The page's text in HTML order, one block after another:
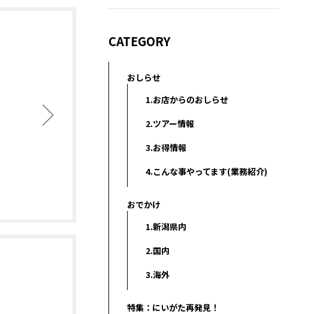
CATEGORY
おしらせ
1.お店からのおしらせ
2.ツアー情報
3.お得情報
4.こんな事やってます(業務紹介)
おでかけ
1.新潟県内
2.国内
3.海外
特集：にいがた再発見！